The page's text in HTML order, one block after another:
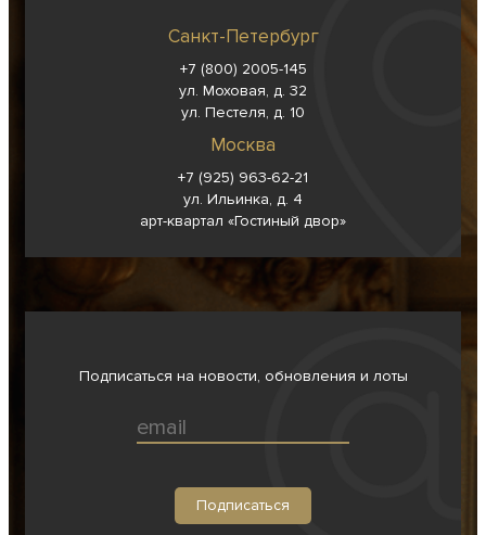
Санкт-Петербург
+7 (800) 2005-145
ул. Моховая, д. 32
ул. Пестеля, д. 10
Москва
+7 (925) 963-62-21
ул. Ильинка, д. 4
арт-квартал «Гостиный двор»
Подписаться на новости, обновления и лоты